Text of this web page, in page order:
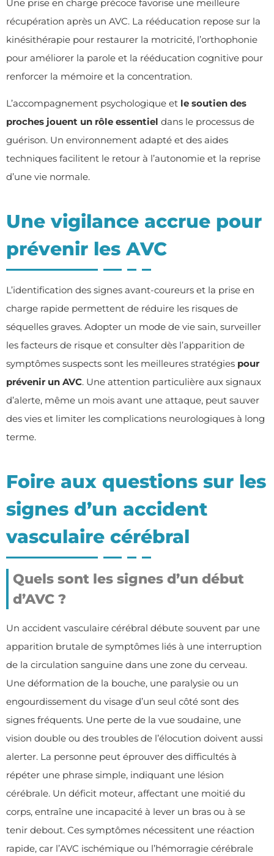
Une prise en charge précoce favorise une meilleure
récupération après un AVC. La rééducation repose sur la
kinésithérapie pour restaurer la motricité, l’orthophonie
pour améliorer la parole et la rééducation cognitive pour
renforcer la mémoire et la concentration.
L’accompagnement psychologique et le soutien des
proches jouent un rôle essentiel dans le processus de
guérison. Un environnement adapté et des aides
techniques facilitent le retour à l’autonomie et la reprise
d’une vie normale.
Une vigilance accrue pour
prévenir les AVC
L’identification des signes avant-coureurs et la prise en
charge rapide permettent de réduire les risques de
séquelles graves. Adopter un mode de vie sain, surveiller
les facteurs de risque et consulter dès l’apparition de
symptômes suspects sont les meilleures stratégies pour
prévenir un AVC. Une attention particulière aux signaux
d’alerte, même un mois avant une attaque, peut sauver
des vies et limiter les complications neurologiques à long
terme.
Foire aux questions sur les
signes d’un accident
vasculaire cérébral
Quels sont les signes d’un début
d’AVC ?
Un accident vasculaire cérébral débute souvent par une
apparition brutale de symptômes liés à une interruption
de la circulation sanguine dans une zone du cerveau.
Une déformation de la bouche, une paralysie ou un
engourdissement du visage d’un seul côté sont des
signes fréquents. Une perte de la vue soudaine, une
vision double ou des troubles de l’élocution doivent aussi
alerter. La personne peut éprouver des difficultés à
répéter une phrase simple, indiquant une lésion
cérébrale. Un déficit moteur, affectant une moitié du
corps, entraîne une incapacité à lever un bras ou à se
tenir debout. Ces symptômes nécessitent une réaction
rapide, car l’AVC ischémique ou l’hémorragie cérébrale